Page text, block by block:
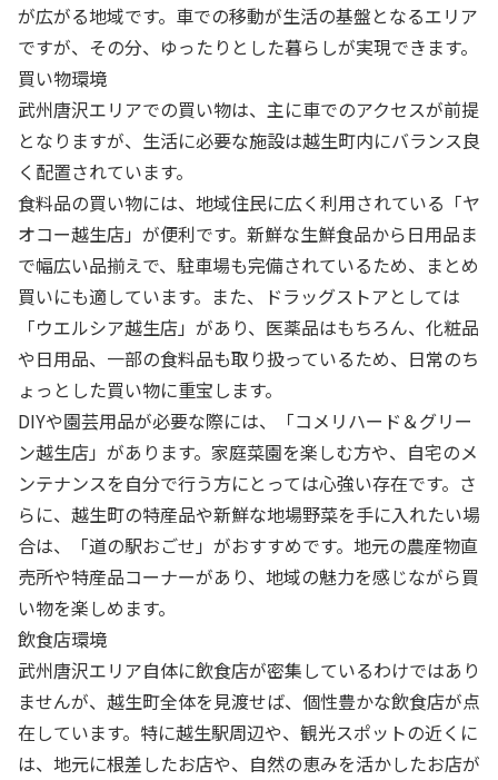
が広がる地域です。車での移動が生活の基盤となるエリア
ですが、その分、ゆったりとした暮らしが実現できます。
買い物環境
武州唐沢エリアでの買い物は、主に車でのアクセスが前提
となりますが、生活に必要な施設は越生町内にバランス良
く配置されています。
食料品の買い物には、地域住民に広く利用されている「ヤ
オコー越生店」が便利です。新鮮な生鮮食品から日用品ま
で幅広い品揃えで、駐車場も完備されているため、まとめ
買いにも適しています。また、ドラッグストアとしては
「ウエルシア越生店」があり、医薬品はもちろん、化粧品
や日用品、一部の食料品も取り扱っているため、日常のち
ょっとした買い物に重宝します。
DIYや園芸用品が必要な際には、「コメリハード＆グリー
ン越生店」があります。家庭菜園を楽しむ方や、自宅のメ
ンテナンスを自分で行う方にとっては心強い存在です。さ
らに、越生町の特産品や新鮮な地場野菜を手に入れたい場
合は、「道の駅おごせ」がおすすめです。地元の農産物直
売所や特産品コーナーがあり、地域の魅力を感じながら買
い物を楽しめます。
飲食店環境
武州唐沢エリア自体に飲食店が密集しているわけではあり
ませんが、越生町全体を見渡せば、個性豊かな飲食店が点
在しています。特に越生駅周辺や、観光スポットの近くに
は、地元に根差したお店や、自然の恵みを活かしたお店が